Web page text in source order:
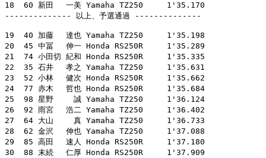
18  60 新田　 一美 Yamaha TZ250     1'35.170
-------------- 以上、予選通過 --------------
19  40 加藤　 達也 Yamaha TZ250     1'35.198
20  45 中冨　 伸一 Honda RS250R     1'35.289
21  74 小田切 紀和 Honda RS250R     1'35.335
22  35 石井　 孝之 Yamaha TZ250     1'35.631
23  52 小林　 健次 Honda RS250R     1'35.662
24  77 赤木　 哲也 Honda RS250R     1'35.684
25  98 星野　　 誠 Yamaha TZ250     1'36.124
26  92 雨宮　 浩二 Yamaha TZ250     1'36.402
27  64 大山　　 真 Yamaha TZ250     1'36.733
28  62 金沢　 伸也 Yamaha TZ250     1'37.088
29  85 高田　 速人 Honda RS250R     1'37.180
30  88 末続　 仁厚 Honda RS250R     1'37.909